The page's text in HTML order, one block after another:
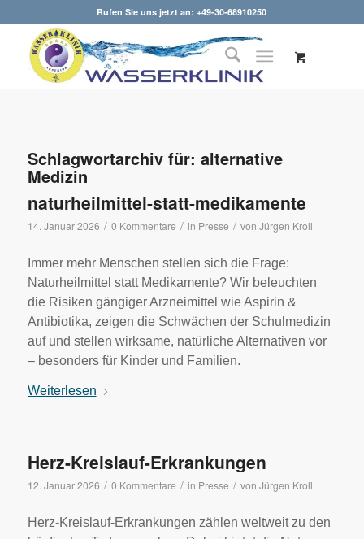
Rufen Sie uns jetzt an: +49-30-68910250
Schlagwortarchiv für: alternative
Medizin
naturheilmittel-statt-medikamente
14. Januar 2026 / 0 Kommentare / in Presse / von Jürgen Kroll
Immer mehr Menschen stellen sich die Frage:
Naturheilmittel statt Medikamente? Wir beleuchten
die Risiken gängiger Arzneimittel wie Aspirin &
Antibiotika, zeigen die Schwächen der Schulmedizin
auf und stellen wirksame, natürliche Alternativen vor
– besonders für Kinder und Familien.
Weiterlesen
Herz-Kreislauf-Erkrankungen
12. Januar 2026 / 0 Kommentare / in Presse / von Jürgen Kroll
Herz-Kreislauf-Erkrankungen zählen weltweit zu den